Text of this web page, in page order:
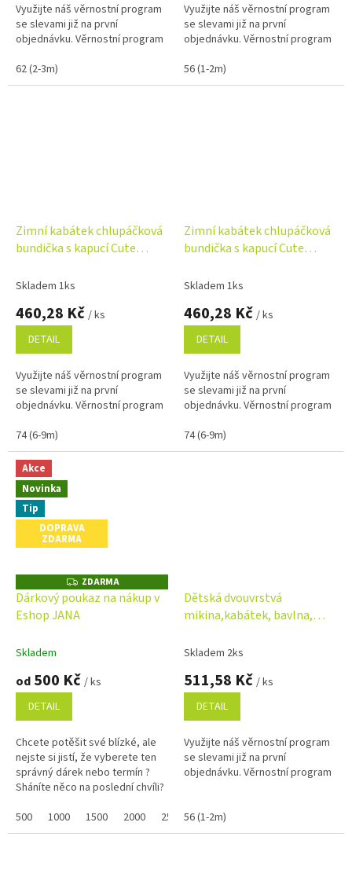
Využijte náš věrnostní program
se slevami již na první
objednávku. Věrnostní program
62 (2-3m)
Využijte náš věrnostní program
se slevami již na první
objednávku. Věrnostní program
56 (1-2m)
Zimní kabátek chlupáčková
bundička s kapucí Cute
Skladem 1ks
460,28 Kč / ks
DETAIL
Využijte náš věrnostní program
se slevami již na první
objednávku. Věrnostní program
74 (6-9m)
Zimní kabátek chlupáčková
bundička s kapucí Cute
Skladem 1ks
460,28 Kč / ks
DETAIL
Využijte náš věrnostní program
se slevami již na první
objednávku. Věrnostní program
74 (6-9m)
Akce
Novinka
Tip
DOPRAVA
ZDARMA
Z
D
A
R
ZDARMA
Dárkový poukaz na nákup v
Eshop JANA
Skladem
od 500 Kč / ks
DETAIL
Chcete potěšit své blízké, ale
nejste si jistí, že vyberete ten
správný dárek nebo termín ?
Sháníte něco na poslední chvíli?
online a po...
500 1000 1500 2000 2500 3000
Dětská dvouvrstvá
mikina,kabátek, bavlna,
Skladem 2ks
511,58 Kč / ks
DETAIL
Využijte náš věrnostní program
se slevami již na první
objednávku. Věrnostní program
56 (1-2m)